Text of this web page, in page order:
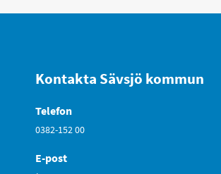
Kontakta Sävsjö kommun
Telefon
0382-152 00
E-post